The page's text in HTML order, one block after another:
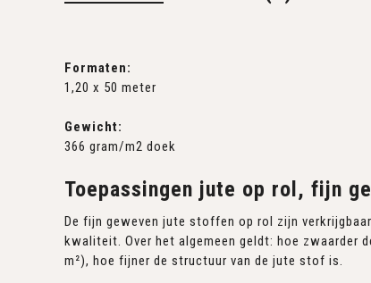
Formaten:
1,20 x 50 meter
Gewicht:
366 gram/m2 doek
Toepassingen jute op rol, fijn
De fijn geweven jute stoffen op rol zijn
kwaliteit. Over het algemeen geldt: hoe zwaarder
m²), hoe fijner de structuur van de jute stof is.